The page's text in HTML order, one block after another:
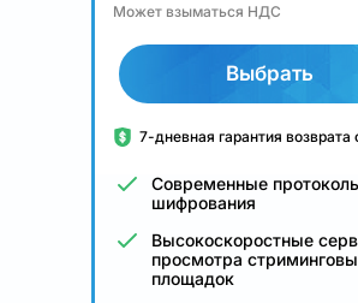
Может взыматься НДС
Выбрать
7-дневная гарантия возврата
Современные
шифрования
Высокоскоростные
просмотра
площадок